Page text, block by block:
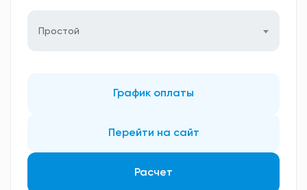
Простой
График оплаты
Перейти на сайт
Расчет